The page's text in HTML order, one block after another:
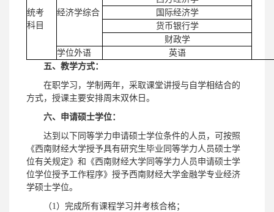
统考
科目
经济学综合
国际经济学
货币银行学
财政学
学位外语
英语
五、教学方式：
在职学习，学制两年，采取课堂讲授与自学相结合的
方式，授课主要安排周末双休日。
六、申请硕士学位：
达到以下同等学力申请硕士学位条件的人员，可按照
《西南财经大学授予具有研究生毕业同等学力人员硕士学
位有关规定》和《西南财经大学同等学力人员申请硕士学
位学位授予工作程序》授予西南财经大学金融学专业经济
学硕士学位。
（1）完成所有课程学习并考核合格；